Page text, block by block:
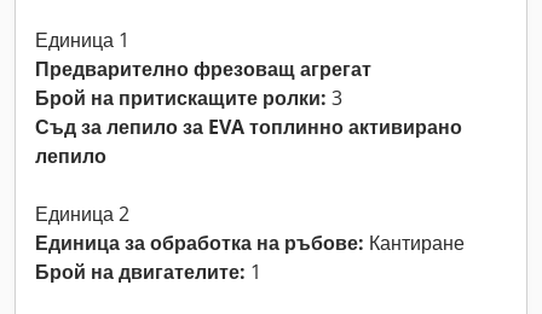
Единица 1
Предварително фрезоващ агрегат
Брой на притискащите ролки: 3
Съд за лепило за EVA топлинно активирано
лепило
Единица 2
Единица за обработка на ръбове: Кантиране
Брой на двигателите: 1